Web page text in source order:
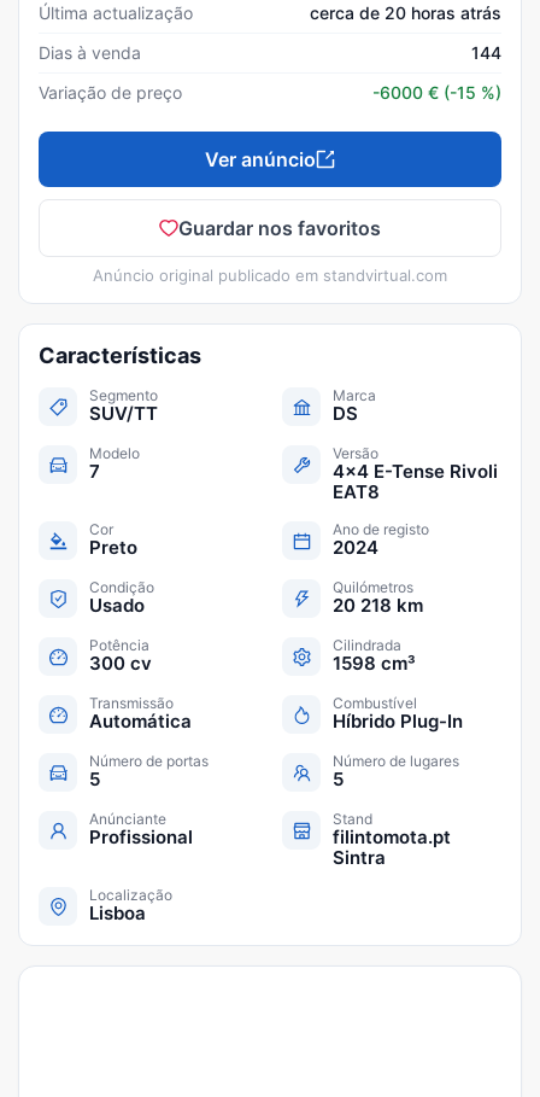
Última actualização
cerca de 20 horas atrás
Dias à venda
144
Variação de preço
-6000 € (-15 %)
Ver anúncio
Guardar nos favoritos
Anúncio original publicado em standvirtual.com
Características
Segmento
SUV/TT
Marca
DS
Modelo
7
Versão
4x4 E-Tense Rivoli
EAT8
Cor
Preto
Ano de registo
2024
Condição
Usado
Quilómetros
20 218 km
Potência
300 cv
Cilindrada
1598 cm³
Transmissão
Automática
Combustível
Híbrido Plug-In
Número de portas
5
Número de lugares
5
Anúnciante
Profissional
Stand
filintomota.pt
Sintra
Localização
Lisboa